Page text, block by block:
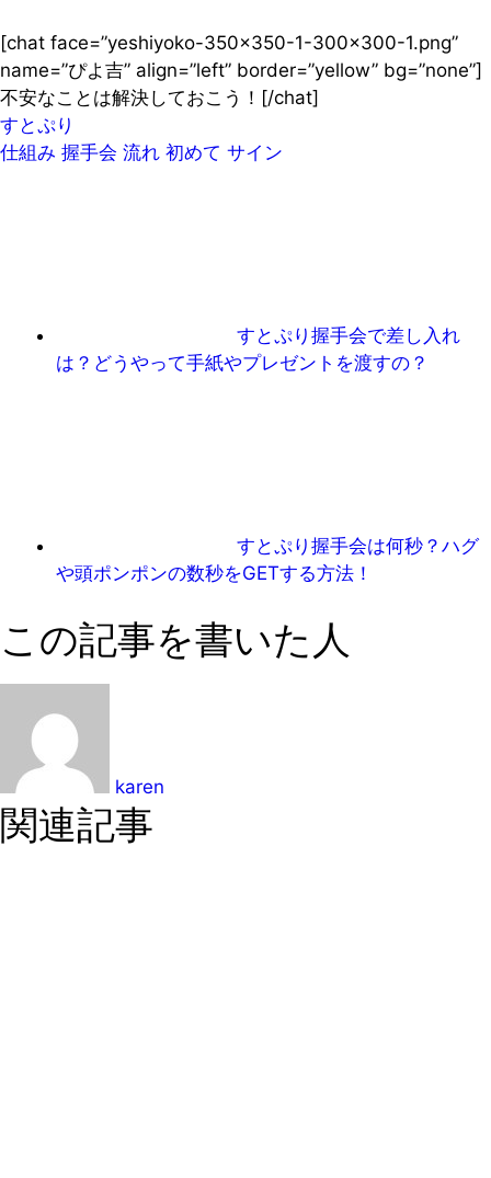
[chat face=”yeshiyoko-350×350-1-300×300-1.png”
name=”ぴよ吉” align=”left” border=”yellow” bg=”none”]
不安なことは解決しておこう！[/chat]
すとぷり
仕組み 握手会 流れ 初めて サイン
すとぷり握手会で差し入れ
は？どうやって手紙やプレゼントを渡すの？
すとぷり握手会は何秒？ハグ
や頭ポンポンの数秒をGETする方法！
この記事を書いた人
karen
関連記事